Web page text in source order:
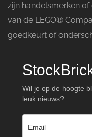
zijn handelsmerken
van de LEGO®
goedkeurt of
Wil je op de hoogte
leuk nieuws?